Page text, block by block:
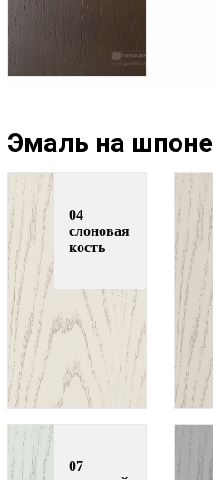
Эмаль на шпоне
04
слоновая
кость
07